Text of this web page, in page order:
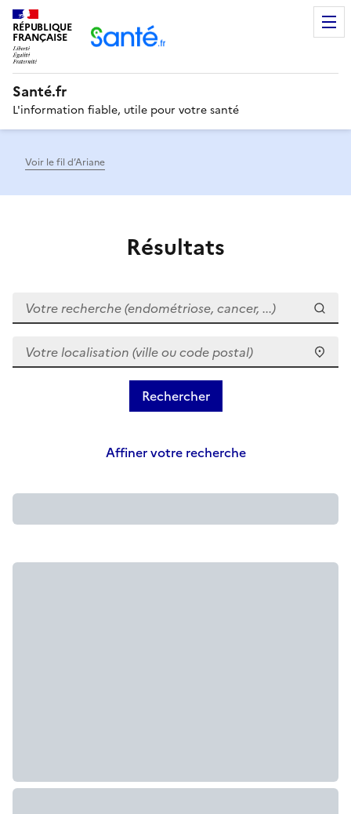
RÉPUBLIQUE
FRANÇAISE
Santé.fr
L'information fiable, utile pour votre santé
Voir le fil d’Ariane
Résultats
Votre recherche (endométriose, cancer, ...)
Votre localisation (ville ou code postal)
Affiner votre recherche